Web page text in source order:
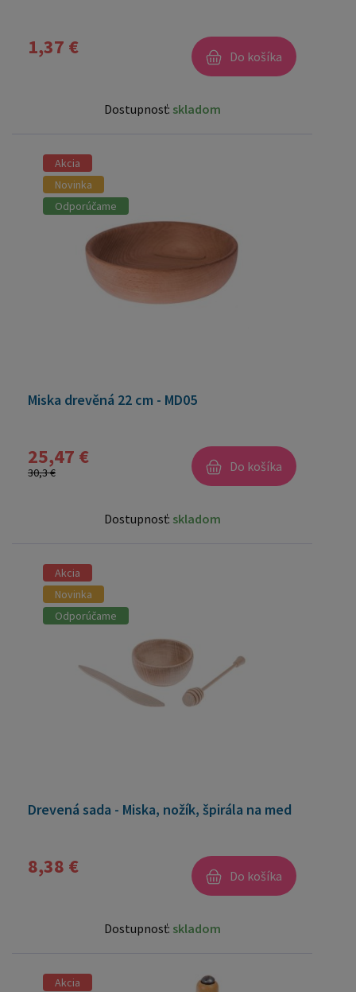
1,37 € Do košíka
Dostupnosť: skladom
Akcia
Novinka
Odporúčame
Miska drevěná 22 cm - MD05
25,47 €
30,3 € Do košíka
Dostupnosť: skladom
Akcia
Novinka
Odporúčame
Drevená sada - Miska, nožík, špirála na med
8,38 € Do košíka
Dostupnosť: skladom
Akcia